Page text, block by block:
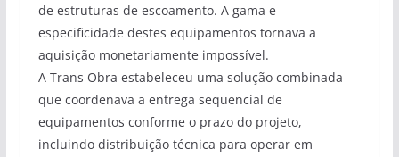
de estruturas de escoamento. A gama e
especificidade destes equipamentos tornava a
aquisição monetariamente impossível.
A Trans Obra estabeleceu uma solução combinada
que coordenava a entrega sequencial de
equipamentos conforme o prazo do projeto,
incluindo distribuição técnica para operar em